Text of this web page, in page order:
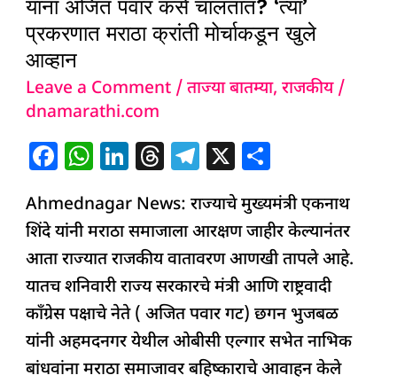
यांना अजित पवार कसे चालतात? ‘त्या’
प्रकरणात मराठा क्रांती मोर्चाकडून खुले
आव्हान
Leave a Comment /ताज्या बातम्या,राजकीय/
dnamarathi.com
F
c
e
b
o
o
k
W
at
s
A
p
p
Li
k
e
dI
n
T
re
a
d
s
T
e
g
ra
m
X
ar
e
Ahmednagar News: राज्याचे मुख्यमंत्री एकनाथ
शिंदे यांनी मराठा समाजाला आरक्षण जाहीर केल्यानंतर
आता राज्यात राजकीय वातावरण आणखी तापले आहे.
यातच शनिवारी राज्य सरकारचे मंत्री आणि राष्ट्रवादी
काँग्रेस पक्षाचे नेते ( अजित पवार गट) छगन भुजबळ
यांनी अहमदनगर येथील ओबीसी एल्गार सभेत नाभिक
बांधवांना मराठा समाजावर बहिष्काराचे आवाहन केले
छगन
भुजबळ
यांना
अजित
पवार
कसे
चालतात?
‘त्या’
प्रकरणात
मराठा
क्रांती
मोर्चाकडून
खुले
आव्हान